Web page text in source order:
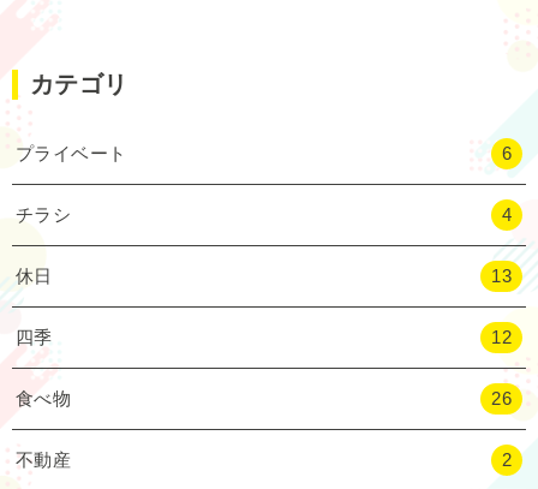
カテゴリ
プライベート 6
チラシ 4
休日 13
四季 12
食べ物 26
不動産 2